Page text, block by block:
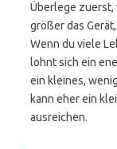
Überlege zuerst,
größer das
Wenn du viele
lohnt sich ein
ein kleines,
kann eher ein
ausreichen.